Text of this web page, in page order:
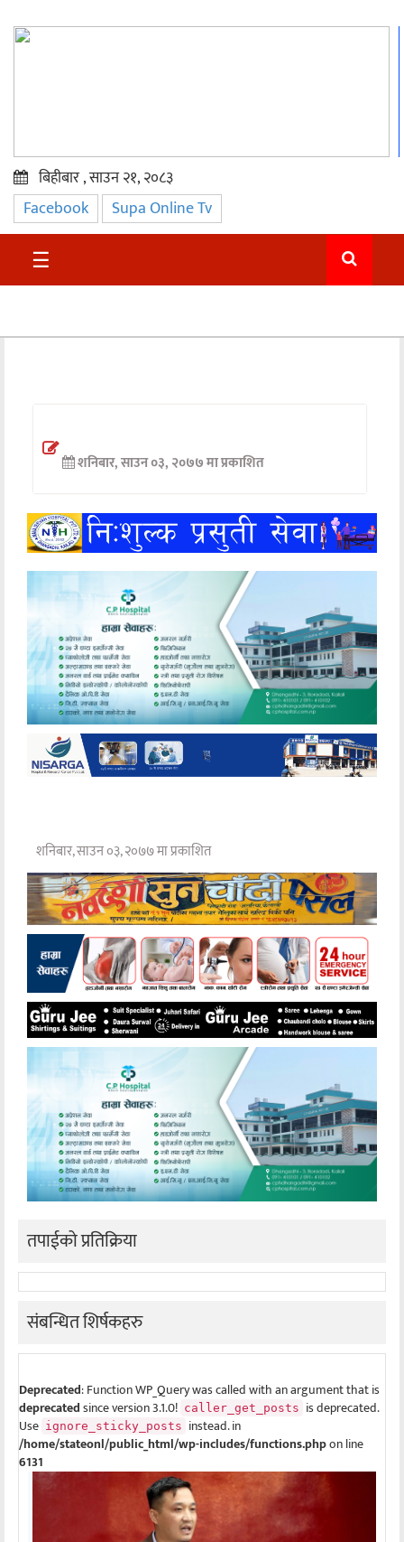
प्रमुख
समाचार
सुदुर
अन्तर्वार्ता
खेलकुद
मनोरञ्जन
अन्य
बिहीबार , साउन २१, २०८३
Facebook Supa Online Tv
☰
शनिबार, साउन ०३, २०७७ मा प्रकाशित
शनिबार, साउन ०३, २०७७ मा प्रकाशित
तपाईको प्रतिक्रिया
संबन्धित शिर्षकहरु
Deprecated: Function WP_Query was called with an argument that is
deprecatedsince version 3.1.0! caller_get_posts is deprecated.
Use ignore_sticky_posts instead. in
/home/stateonl/public_html/wp-includes/functions.phpon line
6131